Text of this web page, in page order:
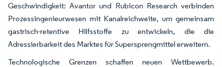
Geschwindigkeit: Avantor und Rubicon Research verbinden
Prozessingenieurwesen mit Kanalreichweite, um gemeinsam
gastrisch-retentive Hilfsstoffe zu entwickeln, die die
Adressierbarkeit des Marktes für Supersprengmittel erweitern.
Technologische Grenzen schaffen neuen Wettbewerb.